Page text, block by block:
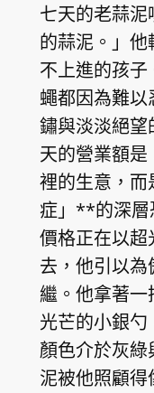
七天的老蒜
的蒜泥。」
不上進的孩
蠅都因為難
鏽與淡淡絕
天的營業額
裡的生意，
症」**的深層
價格正在以
去，他引以
繼。他拿著
光芒的小銀勺
顏色介於灰
泥被他照顧得